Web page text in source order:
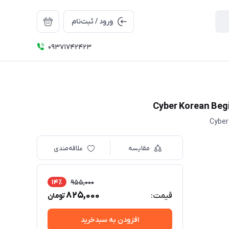
ورود / ثبت‌نام
09371742423
مقایسه علاقه‌مندی
قیمت:
955,000 14٪
825,000تومان
افزودن به سبدخرید